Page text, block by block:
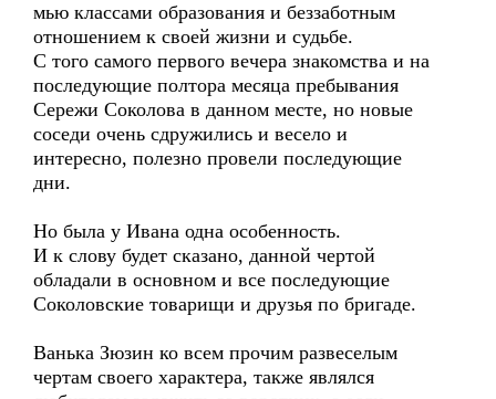
мью классами образования и беззаботным
отношением к своей жизни и судьбе.
С того самого первого вечера знакомства и на
последующие полтора месяца пребывания
Сережи Соколова в данном месте, но новые
соседи очень сдружились и весело и
интересно, полезно провели последующие
дни.
Но была у Ивана одна особенность.
И к слову будет сказано, данной чертой
обладали в основном и все последующие
Соколовские товарищи и друзья по бригаде.
Ванька Зюзин ко всем прочим развеселым
чертам своего характера, также являлся